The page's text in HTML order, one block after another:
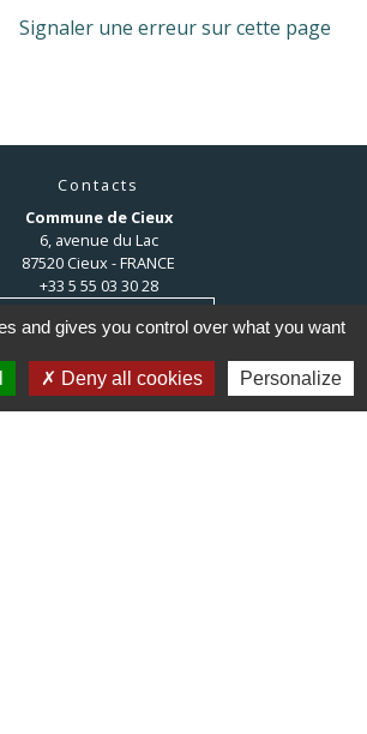
Signaler une erreur sur cette page
Contacts
Commune de Cieux
6, avenue du Lac
87520 Cieux - FRANCE
+33 5 55 03 30 28
par formulaire
and gives you control over what you want
Deny all cookies Personalize